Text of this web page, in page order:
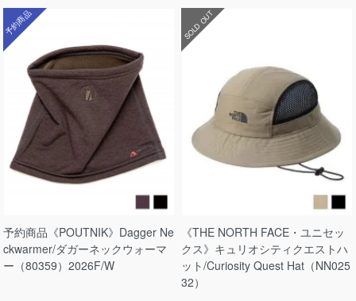
予約商品
予約商品《POUTNIK》Dagger Ne
ckwarmer/ダガーネックウォーマ
ー（80359）2026F/W
SOLD OUT
《THE NORTH FACE・ユニセッ
クス》キュリオシティクエストハ
ット/Curiosity Quest Hat（NN025
32）